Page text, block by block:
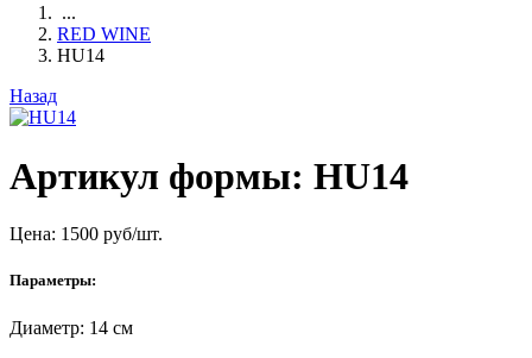
...
RED WINE
HU14
Назад
Артикул формы: HU14
Цена: 1500 руб/шт.
Параметры:
Диаметр: 14 см